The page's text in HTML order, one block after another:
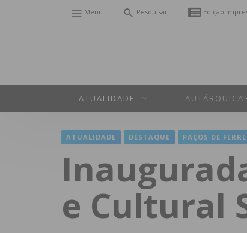
Menu Pesquisar Edição
ATUALIDADE
ATUALIDADE DESTAQUE PAÇOS DE
e Cultural